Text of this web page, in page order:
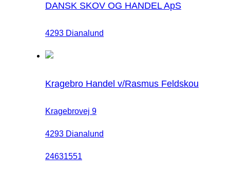
DANSK SKOV OG HANDEL ApS
4293 Dianalund
Kragebro Handel v/Rasmus Feldskou
Kragebrovej 9
4293 Dianalund
24631551